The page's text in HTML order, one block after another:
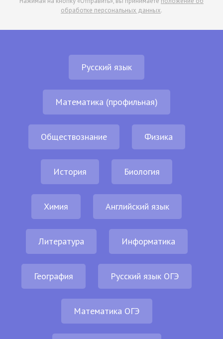
обработке персональных данных.
Русский язык
Математика (профильная)
Обществознание Физика
История Биология
Химия Английский язык
Литература Информатика
География Русский язык ОГЭ
Математика ОГЭ